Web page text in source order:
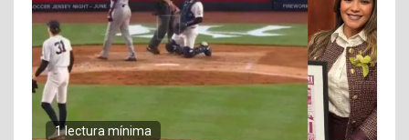
1 lectura mínima